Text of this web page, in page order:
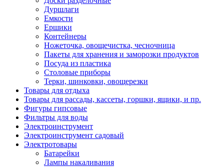
Дуршлаги
Емкости
Ершики
Контейнеры
Ножеточка, овощечистка, чесночница
Пакеты для хранения и заморозки продуктов
Посуда из пластика
Столовые приборы
Терки, шинковки, овощерезки
Товары для отдыха
Товары для рассады, кассеты, горшки, ящики, и пр.
Фигуры гипсовые
Фильтры для воды
Электроинструмент
Электроинструмент садовый
Электротовары
Батарейки
Лампы накаливания